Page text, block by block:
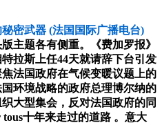
密武器 (法国国际广播电台)
主题各有侧重。《费加罗报》
拉斯上任44天就请辞下台引发
法国政府在气候变暖议题上的
环境战略的政府总理博尔纳的
大型集会，反对法国政府的同
十年来走过的道路 。意大